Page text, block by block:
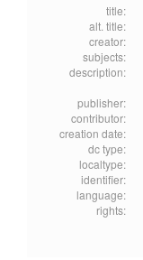
title:
alt. title:
creator:
subjects:
description:
publisher:
contributor:
creation date:
dc type:
localtype:
identifier:
language:
rights: